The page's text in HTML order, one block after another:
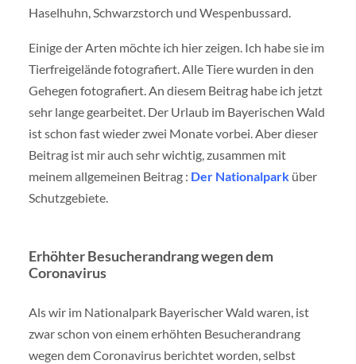
Haselhuhn, Schwarzstorch und Wespenbussard.
Einige der Arten möchte ich hier zeigen. Ich habe sie im
Tierfreigelände fotografiert. Alle Tiere wurden in den
Gehegen fotografiert. An diesem Beitrag habe ich jetzt
sehr lange gearbeitet. Der Urlaub im Bayerischen Wald
ist schon fast wieder zwei Monate vorbei. Aber dieser
Beitrag ist mir auch sehr wichtig, zusammen mit
meinem allgemeinen Beitrag : Der Nationalparküber
Schutzgebiete.
Erhöhter Besucherandrang wegen dem
Coronavirus
Als wir im Nationalpark Bayerischer Wald waren, ist
zwar schon von einem erhöhten Besucherandrang
wegen dem Coronavirus berichtet worden, selbst